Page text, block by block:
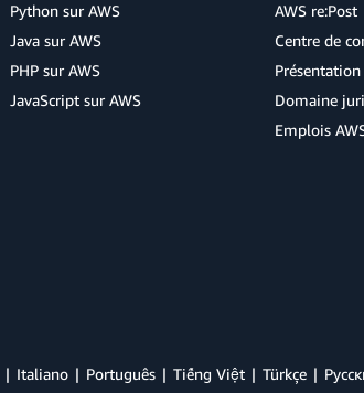
Python sur AWS
Java sur AWS
PHP sur AWS
JavaScript sur AWS
AWS re:Post
Centre de
Domaine
Emplois
Italiano Português Tiếng Việt Türkçe